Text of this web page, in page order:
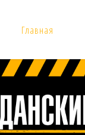
Главная